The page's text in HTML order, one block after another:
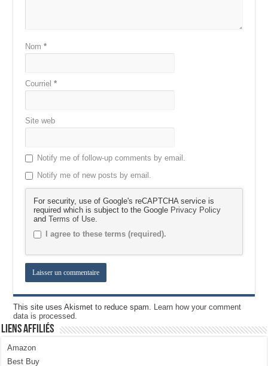
Nom*
Courriel*
Site web
Notify me of follow-up comments by email.
Notify me of new posts by email.
For security, use of Google's reCAPTCHA service is
required which is subject to the Google Privacy Policy
andTerms of Use
I agree to these terms (required).
This site uses Akismet to reduce spam. Learn how your comment
data is processed.
Liens Affiliés
Amazon
Best Buy